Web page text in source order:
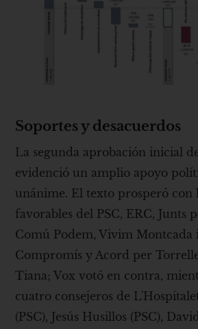
Soportes y desacuerdos
La segunda aprobación inicial
evidenció un amplio apoyo
unánime. El texto prosperó con
favorables del PSC, ERC, Junts
Comú Podem, Vivim Montcada
Compromís y Acord per
Tiana; Vox votó en contra,
cuatro consejeros de
(PSC), Jesús Husillos (PSC),